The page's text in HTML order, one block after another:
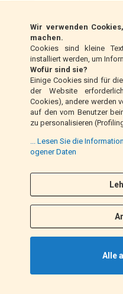
Wir verwenden
machen.
Cookies sind kleine
installiert werden, um
Wofür sind sie?
Einige Cookies sind für
der Website
Cookies), andere werden
auf den vom Benutzer
zu personalisieren
... Lesen Sie die
ogener Daten
Alle
scalapay (EU only)
Klarna (nur EU)
Zahlungsanweisung
Nachnahme (nur
F
c
e
o
I
s
t
r